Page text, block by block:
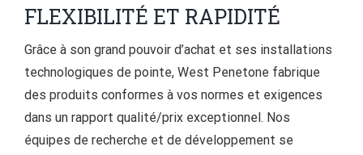
FLEXIBILITÉ ET RAPIDITÉ
Grâce à son grand pouvoir d’achat et ses installations
technologiques de pointe, West Penetone fabrique
des produits conformes à vos normes et exigences
dans un rapport qualité/prix exceptionnel. Nos
équipes de recherche et de développement se